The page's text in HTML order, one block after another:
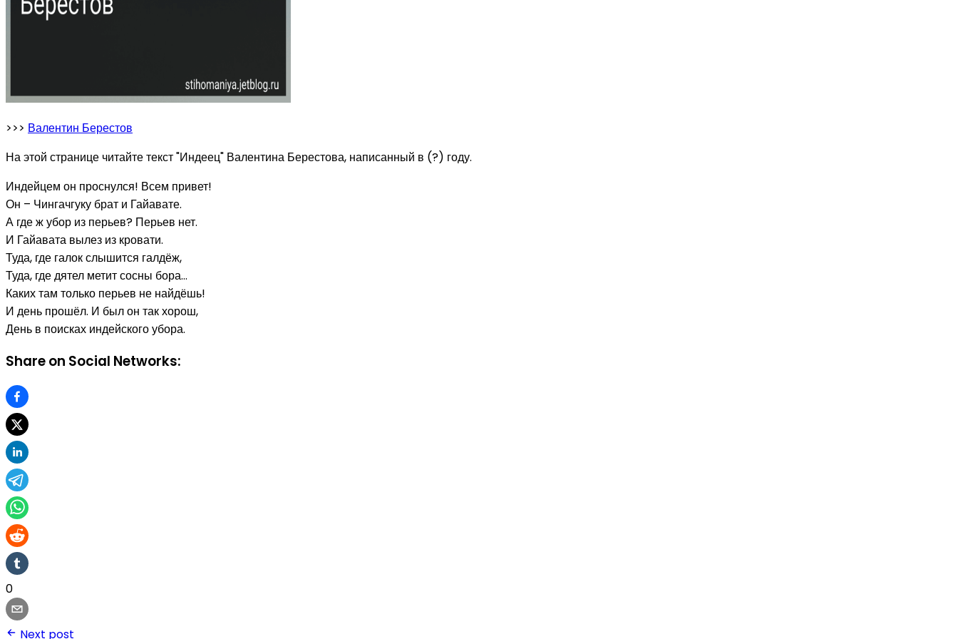
>>> Валентин Берестов
На этой странице читайте текст "Индеец" Валентина Берестова, написанный в (?) году.
Индейцем он проснулся! Всем привет!
Он – Чингачгуку брат и Гайавате.
А где ж убор из перьев? Перьев нет.
И Гайавата вылез из кровати.
Туда, где галок слышится галдёж,
Туда, где дятел метит сосны бора…
Каких там только перьев не найдёшь!
И день прошёл. И был он так хорош,
День в поисках индейского убора.
Share on Social Networks:
0
Next post